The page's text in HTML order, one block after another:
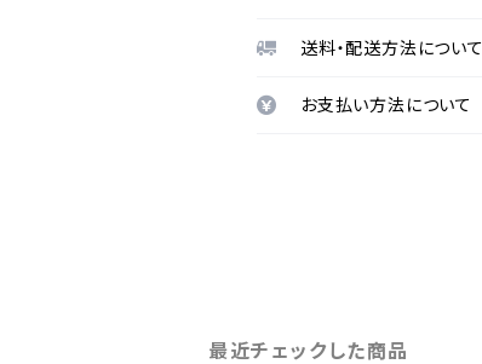
送料・配送方法について
お支払い方法について
最近チェックした商品